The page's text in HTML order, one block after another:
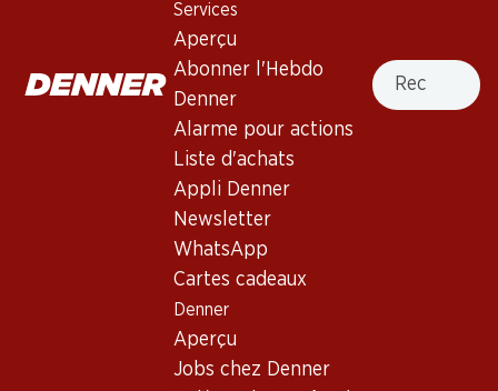
Services
Aperçu
Abonner l'Hebdo
Denner
Alarme pour actions
Liste d'achats
Appli Denner
Newsletter
WhatsApp
Cartes cadeaux
Denner
Aperçu
Jobs chez Denner
Recherche
de pamplemousse rose. Bouche pleine à l’acidité bien
équilibrée. Finale persistante.